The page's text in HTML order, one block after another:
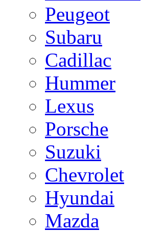
Peugeot
Subaru
Cadillac
Hummer
Lexus
Porsche
Suzuki
Chevrolet
Hyundai
Mazda